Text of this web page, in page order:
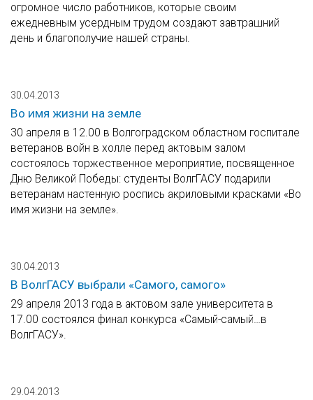
огромное число работников, которые своим
ежедневным усердным трудом создают завтрашний
день и благополучие нашей страны.
30.04.2013
Во имя жизни на земле
30 апреля в 12.00 в Волгоградском областном госпитале
ветеранов войн в холле перед актовым залом
состоялось торжественное мероприятие, посвященное
Дню Великой Победы: студенты ВолгГАСУ подарили
ветеранам настенную роспись акриловыми красками «Во
имя жизни на земле».
30.04.2013
В ВолгГАСУ выбрали «Самого, самого»
29 апреля 2013 года в актовом зале университета в
17.00 состоялся финал конкурса «Самый-самый…в
ВолгГАСУ».
29.04.2013